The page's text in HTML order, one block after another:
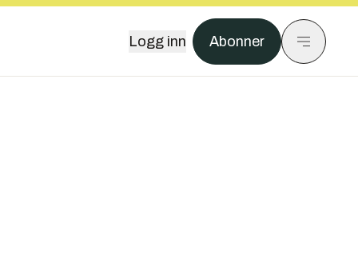
Logg inn Abonner